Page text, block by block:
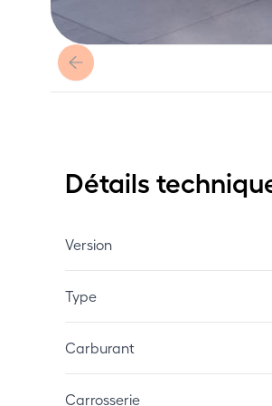
Détails
Version
Type
Carburant
Carrosserie